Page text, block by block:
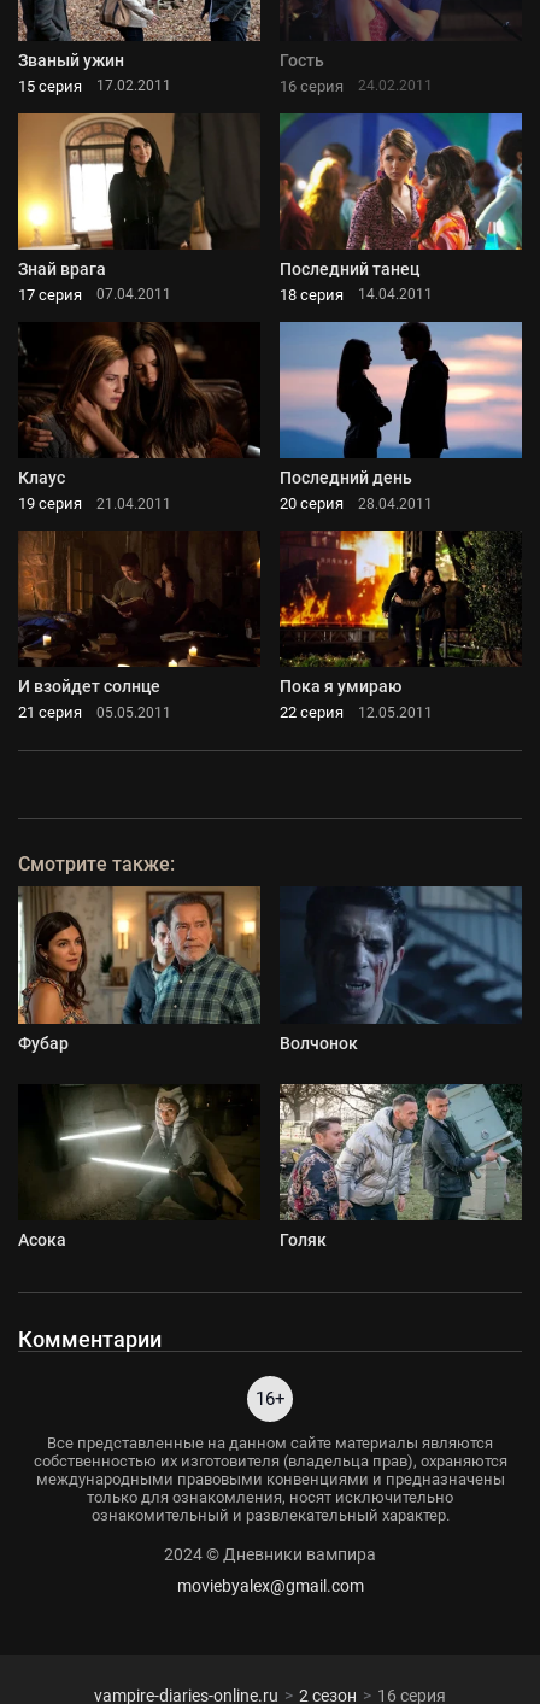
Званый ужин
15 серия 17.02.2011
Гость
16 серия 24.02.2011
Знай врага
17 серия 07.04.2011
Последний танец
18 серия 14.04.2011
Клаус
19 серия 21.04.2011
Последний день
20 серия 28.04.2011
И взойдет солнце
21 серия 05.05.2011
Пока я умираю
22 серия 12.05.2011
Смотрите также:
Фубар Волчонок
Асока Голяк
Комментарии
16+
Все представленные на данном сайте материалы являются
собственностью их изготовителя (владельца прав), охраняются
международными правовыми конвенциями и предназначены
только для ознакомления, носят исключительно
ознакомительный и развлекательный характер.
2024 © Дневники вампира
moviebyalex@gmail.com
vampire-diaries-online.ru 2 сезон 16 серия